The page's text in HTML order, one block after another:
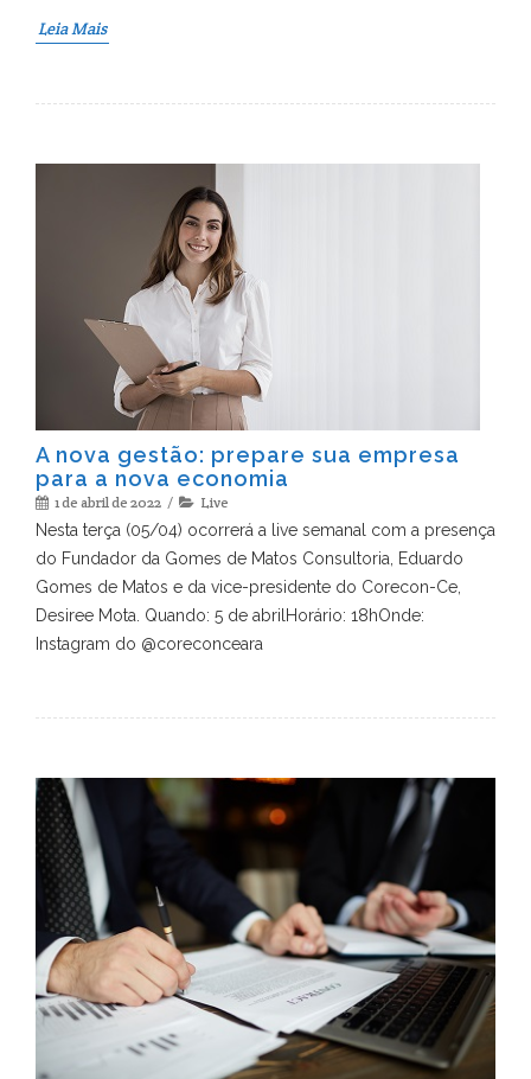
Leia Mais
A nova gestão: prepare sua empresa
para a nova economia
1 de abril de 2022 Live
Nesta terça (05/04) ocorrerá a live semanal com a presença
do Fundador da Gomes de Matos Consultoria, Eduardo
Gomes de Matos e da vice-presidente do Corecon-Ce,
Desiree Mota. Quando: 5 de abrilHorário: 18hOnde:
Instagram do @coreconceara